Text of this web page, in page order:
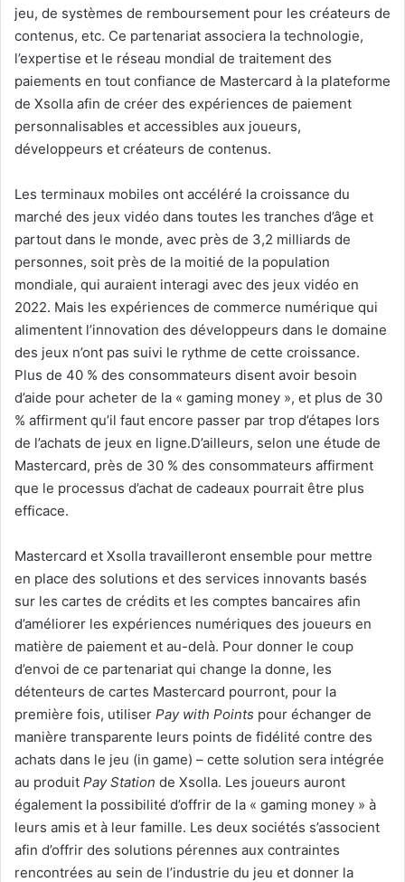
jeu, de systèmes de remboursement pour les créateurs de
contenus, etc. Ce partenariat associera la technologie,
l’expertise et le réseau mondial de traitement des
paiements en tout confiance de Mastercard à la plateforme
de Xsolla afin de créer des expériences de paiement
personnalisables et accessibles aux joueurs,
développeurs et créateurs de contenus.
Les terminaux mobiles ont accéléré la croissance du
marché des jeux vidéo dans toutes les tranches d’âge et
partout dans le monde, avec près de 3,2 milliards de
personnes, soit près de la moitié de la population
mondiale, qui auraient interagi avec des jeux vidéo en
2022. Mais les expériences de commerce numérique qui
alimentent l’innovation des développeurs dans le domaine
des jeux n’ont pas suivi le rythme de cette croissance.
Plus de 40 % des consommateurs disent avoir besoin
d’aide pour acheter de la « gaming money », et plus de 30
% affirment qu’il faut encore passer par trop d’étapes lors
de l’achats de jeux en ligne.D’ailleurs, selon une étude de
Mastercard, près de 30 % des consommateurs affirment
que le processus d’achat de cadeaux pourrait être plus
efficace.
Mastercard et Xsolla travailleront ensemble pour mettre
en place des solutions et des services innovants basés
sur les cartes de crédits et les comptes bancaires afin
d’améliorer les expériences numériques des joueurs en
matière de paiement et au-delà. Pour donner le coup
d’envoi de ce partenariat qui change la donne, les
détenteurs de cartes Mastercard pourront, pour la
première fois, utiliser Pay with Points pour échanger de
manière transparente leurs points de fidélité contre des
achats dans le jeu (in game) – cette solution sera intégrée
au produit Pay Station de Xsolla. Les joueurs auront
également la possibilité d’offrir de la « gaming money » à
leurs amis et à leur famille. Les deux sociétés s’associent
afin d’offrir des solutions pérennes aux contraintes
rencontrées au sein de l’industrie du jeu et donner la